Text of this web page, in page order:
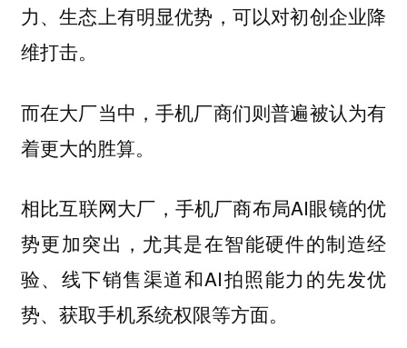
力、生态上有明显优势，可以对初创企业降
维打击。
而在大厂当中，手机厂商们则普遍被认为有
着更大的胜算。
相比互联网大厂，手机厂商布局AI眼镜的优
势更加突出，尤其是在智能硬件的制造经
验、线下销售渠道和AI拍照能力的先发优
势、获取手机系统权限等方面。